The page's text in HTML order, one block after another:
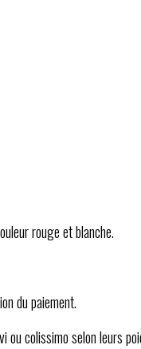
rouge et blanche.
du paiement.
ou colissimo selon leurs